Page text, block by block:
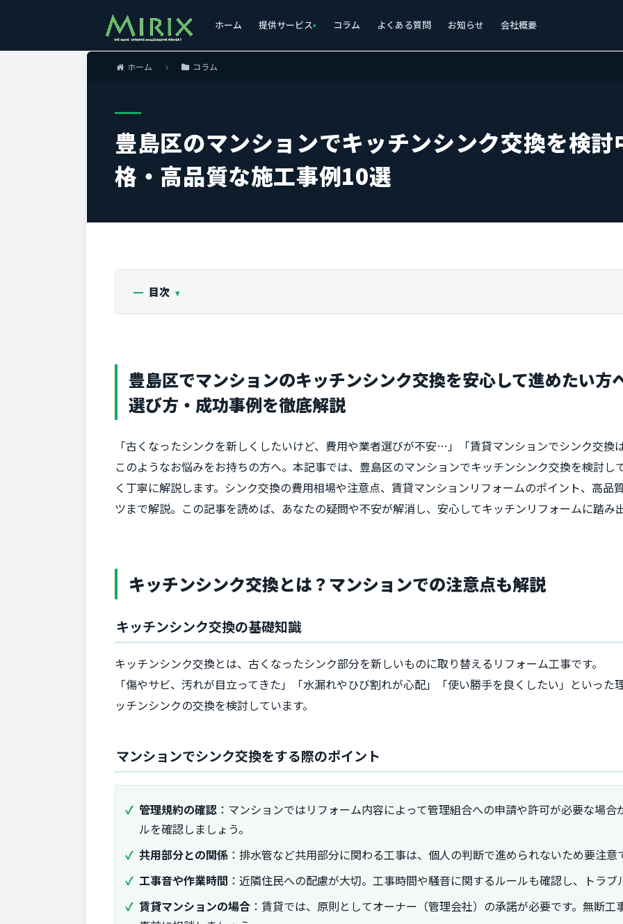
ホーム 提供サービス コラム よくある質問 お知らせ 会社概要
ホーム コラム
豊島区のマンションでキッチンシンク交換を検
格・高品質な施工事例10選
目次
豊島区でマンションのキッチンシンク交換を安心して進めたい方
選び方・成功事例を徹底解説
「古くなったシンクを新しくしたいけど、費用や業者選びが不安…」「賃貸マンションでシンク交換
このようなお悩みをお持ちの方へ。本記事では、豊島区のマンションでキッチンシンク交換を検討し
く丁寧に解説します。シンク交換の費用相場や注意点、賃貸マンションリフォームのポイント、高品
ツまで解説。この記事を読めば、あなたの疑問や不安が解消し、安心してキッチンリフォームに踏み
キッチンシンク交換とは？マンションでの注意点も解説
キッチンシンク交換の基礎知識
キッチンシンク交換とは、古くなったシンク部分を新しいものに取り替えるリフォーム工事です。
「傷やサビ、汚れが目立ってきた」「水漏れやひび割れが心配」「使い勝手を良くしたい」といっ
ッチンシンクの交換を検討しています。
マンションでシンク交換をする際のポイント
管理規約の確認 ：マンションではリフォーム内容によって管理組合への申請や許可が必要な場
ルを確認しましょう。
共用部分との関係 ：排水管など共用部分に関わる工事は、個人の判断で進められないため要注意
工事音や作業時間 ：近隣住民への配慮が大切。工事時間や騒音に関するルールも確認し、トラブ
賃貸マンションの場合 ：賃貸では、原則としてオーナー（管理会社）の承諾が必要です。無断